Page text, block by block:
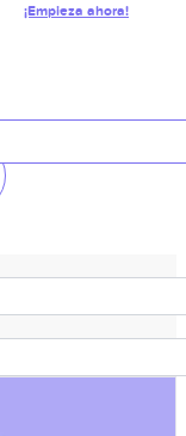
¡Empieza ahora!